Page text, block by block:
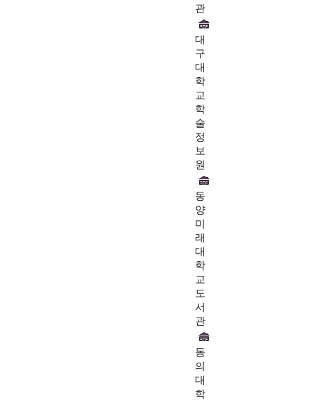
관
대
구
대
학
교
학
술
정
보
원
동
양
미
래
대
학
교
도
서
관
동
의
대
학